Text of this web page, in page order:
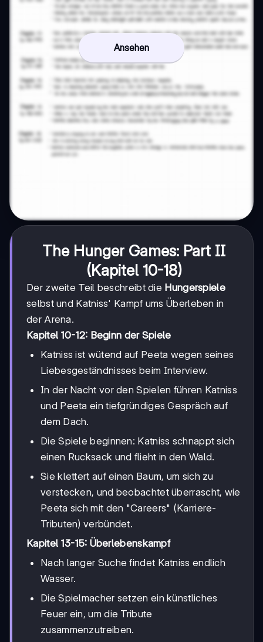
Ansehen
The Hunger Games: Part II
(Kapitel 10-18)
Der zweite Teil beschreibt die Hungerspiele
selbst und Katniss' Kampf ums Überleben in
der Arena.
Kapitel 10-12: Beginn der Spiele
Katniss ist wütend auf Peeta wegen seines
Liebesgeständnisses beim Interview.
In der Nacht vor den Spielen führen Katniss
und Peeta ein tiefgründiges Gespräch auf
dem Dach.
Die Spiele beginnen: Katniss schnappt sich
einen Rucksack und flieht in den Wald.
Sie klettert auf einen Baum, um sich zu
verstecken, und beobachtet überrascht, wie
Peeta sich mit den "Careers" (Karriere-
Tributen) verbündet.
Kapitel 13-15: Überlebenskampf
Nach langer Suche findet Katniss endlich
Wasser.
Die Spielmacher setzen ein künstliches
Feuer ein, um die Tribute
zusammenzutreiben.